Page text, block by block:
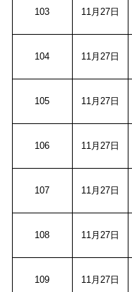
103 11月27日
104 11月27日
105 11月27日
106 11月27日
107 11月27日
108 11月27日
109 11月27日